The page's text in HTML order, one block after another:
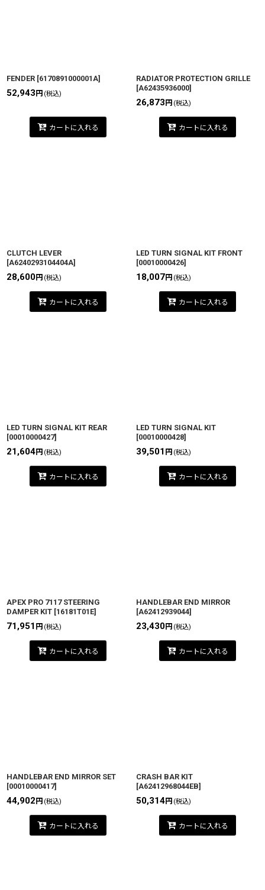
FENDER [6170891000001A]
52,943 円 (税込)
カートに入れる
RADIATOR PROTECTION GRILLE
[A62435936000]
26,873 円 (税込)
カートに入れる
CLUTCH LEVER
[A6240293104404A]
28,600円 (税込)
カートに入れる
LED TURN SIGNAL KIT FRONT
[00010000426]
18,007円 (税込)
カートに入れる
LED TURN SIGNAL KIT REAR
[00010000427]
21,604円 (税込)
カートに入れる
LED TURN SIGNAL KIT
[00010000428]
39,501 円 (税込)
カートに入れる
APEX PRO 7117 STEERING
DAMPER KIT [16181T01E]
71,951 円 (税込)
カートに入れる
HANDLEBAR END MIRROR
[A62412939044]
23,430円 (税込)
カートに入れる
HANDLEBAR END MIRROR SET
[00010000417]
44,902 円 (税込)
カートに入れる
CRASH BAR KIT
[A62412968044EB]
50,314円 (税込)
カートに入れる